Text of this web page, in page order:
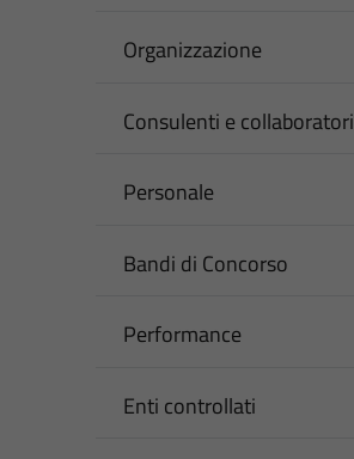
Organizzazione
Consulenti e collaboratori
Personale
Bandi di Concorso
Performance
Enti controllati